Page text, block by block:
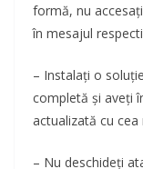
formă, nu
în mesajul
– Instalaţi o
completă şi aveţi
actualizată cu cea
– Nu deschideţi